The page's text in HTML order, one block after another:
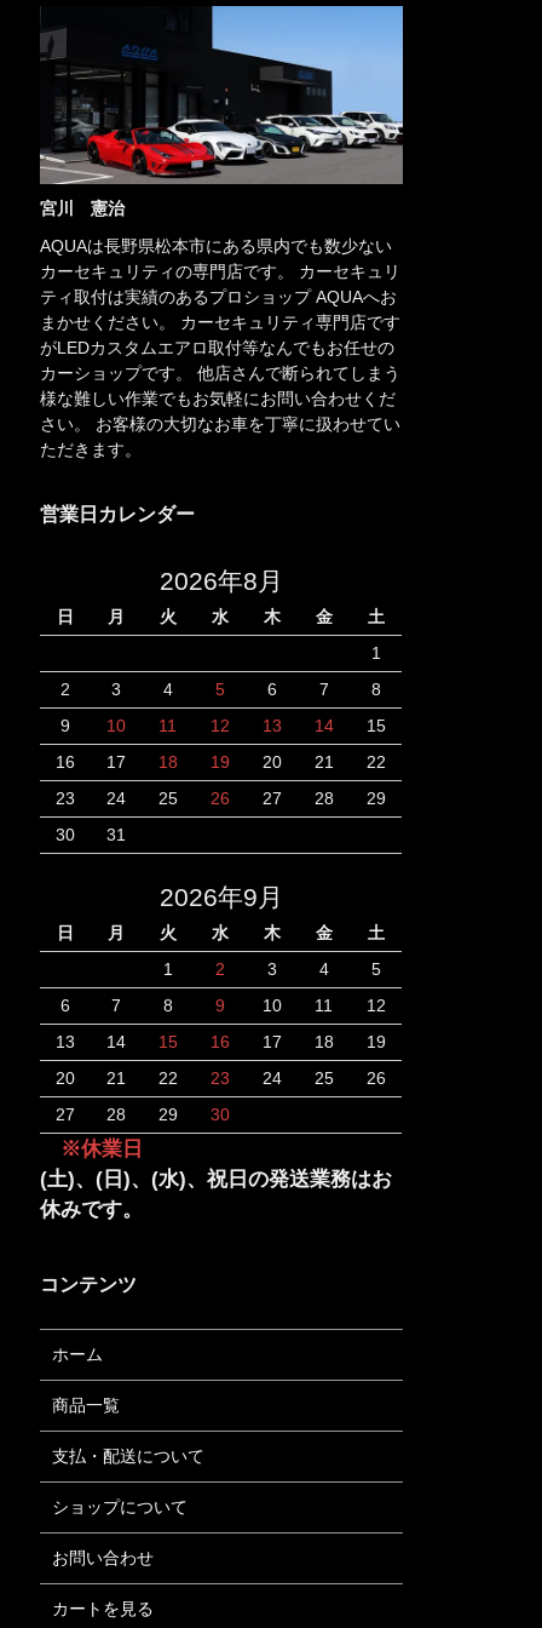
宮川 憲治
AQUAは長野県松本市にある県内でも数少ない
カーセキュリティの専門店です。 カーセキュリ
ティ取付は実績のあるプロショップ AQUAへお
まかせください。 カーセキュリティ専門店です
がLEDカスタムエアロ取付等なんでもお任せの
カーショップです。 他店さんで断られてしまう
様な難しい作業でもお気軽にお問い合わせくだ
さい。 お客様の大切なお車を丁寧に扱わせてい
ただきます。
営業日カレンダー
2026年8月
日 月 火 水 木 金
土
1
2
3 4 5 6 7
8
9
10 11 12 13 14
15
16
17 18 19 20 21
22
23
24 25 26 27 28
29
30
31
2026年9月
日 月 火 水 木 金
土
1
2 3 4
5
6
7 8 9 10 11
12
13
14 15 16 17 18
19
20
21 22 23 24 25
26
27
28 29 30
※休業日
(土)、(日)、(水)、祝日の発送業務はお
休みです。
コンテンツ
ホーム
商品一覧
支払・配送について
ショップについて
お問い合わせ
カートを見る